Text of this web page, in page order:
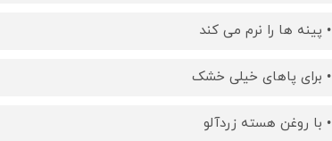
• پینه ها را نرم می کند
• برای پاهای خیلی خشک
• با روغن هسته زردآلو